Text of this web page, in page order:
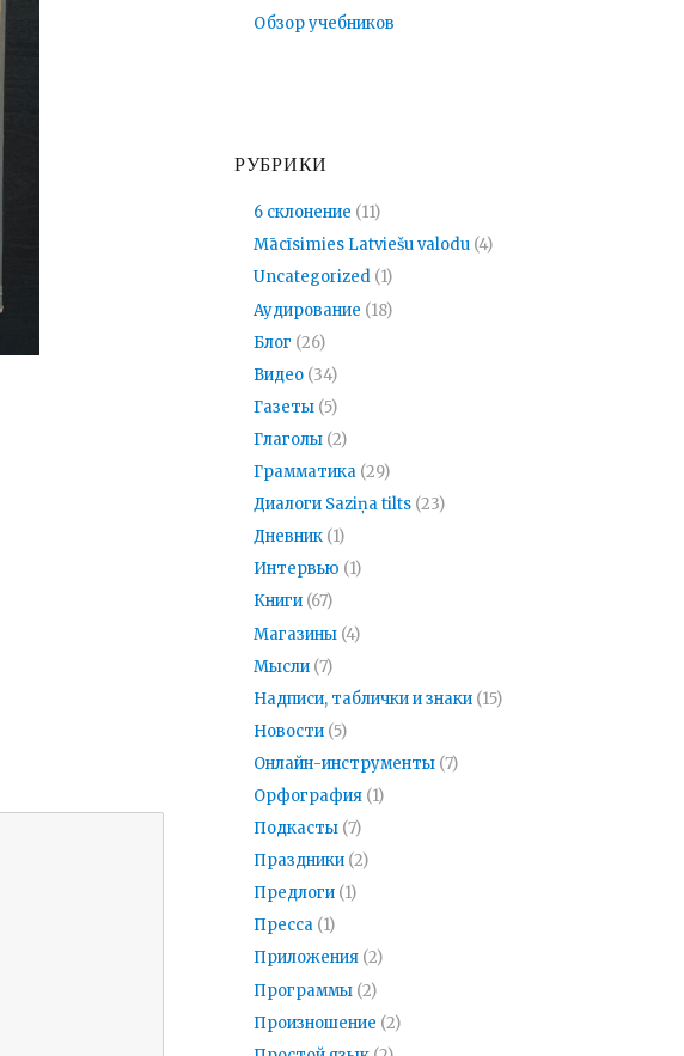
Обзор учебников
РУБРИКИ
6 склонение (11)
Mācīsimies Latviešu valodu (4)
Uncategorized (1)
Аудирование (18)
Блог (26)
Видео (34)
Газеты (5)
Глаголы (2)
Грамматика (29)
Диалоги Saziņa tilts (23)
Дневник (1)
Интервью (1)
Книги (67)
Магазины (4)
Мысли (7)
Надписи, таблички и знаки (15)
Новости (5)
Онлайн-инструменты (7)
Орфография (1)
Подкасты (7)
Праздники (2)
Предлоги (1)
Пресса (1)
Приложения (2)
Программы (2)
Произношение (2)